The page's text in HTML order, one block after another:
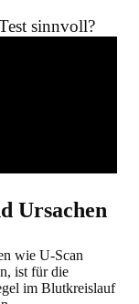
sinnvoll?
Ursachen
wie U-Scan
ist für die
im Blutkreislauf